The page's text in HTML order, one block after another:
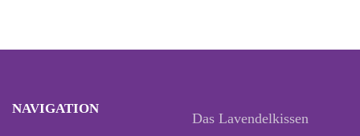
NAVIGATION
Das Lavendelkissen